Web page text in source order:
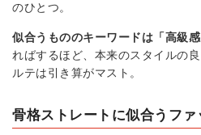
のひとつ。
似合うもののキーワードは「高級感
ればするほど、本来のスタイルの
ルテは引き算がマスト。
骨格ストレートに似合うファ